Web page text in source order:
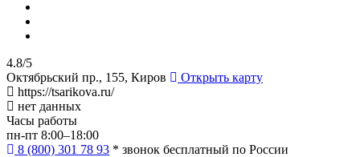
4.8/5
Октябрьский пр., 155, Киров
Открыть карту
https://tsarikova.ru/
нет данных
Часы работы
пн-пт 8:00–18:00
8 (800) 301 78 93 * звонок бесплатный по России